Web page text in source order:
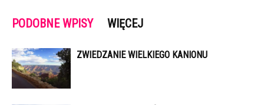
PODOBNE WPISY WIĘCEJ
ZWIEDZANIE WIELKIEGO KANIONU